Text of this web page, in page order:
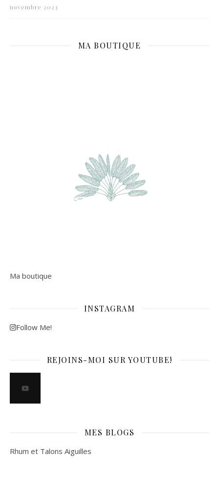
novembre 2023
MA BOUTIQUE
Ma boutique
INSTAGRAM
Follow Me!
REJOINS-MOI SUR YOUTUBE!
MES BLOGS
Rhum et Talons Aiguilles